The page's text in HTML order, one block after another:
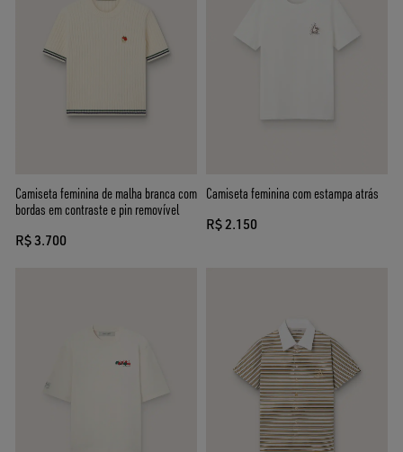
Camiseta feminina de malha branca com
bordas em contraste e pin removível
R$ 3.700
Camiseta feminina com estampa atrás
R$ 2.150